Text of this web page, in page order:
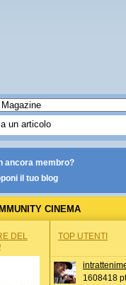
ancora membro?
il tuo blog
CINEMA
DEL
TOP UTENTI
1608418 pt